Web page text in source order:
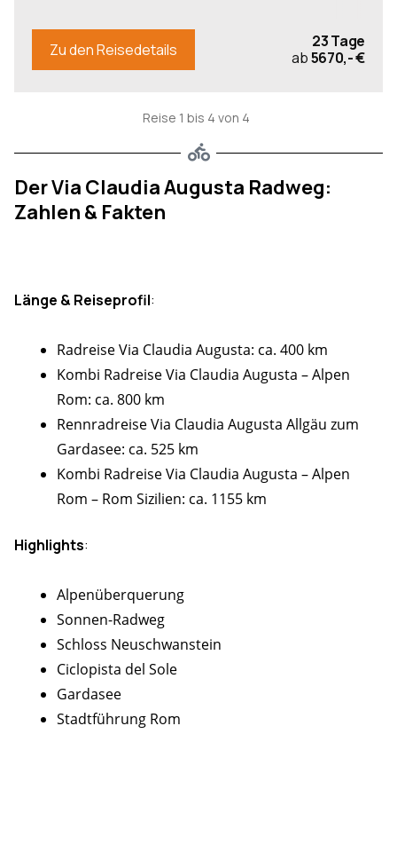
Zu den Reisedetails
23 Tage
ab5670,- €
Reise 1 bis 4 von 4
Der Via Claudia Augusta Radweg:
Zahlen & Fakten
Länge & Reiseprofil:
Radreise Via Claudia Augusta: ca. 400 km
Kombi Radreise Via Claudia Augusta – Alpen
Rom: ca. 800 km
Rennradreise Via Claudia Augusta Allgäu zum
Gardasee: ca. 525 km
Kombi Radreise Via Claudia Augusta – Alpen
Rom – Rom Sizilien: ca. 1155 km
Highlights:
Alpenüberquerung
Sonnen-Radweg
Schloss Neuschwanstein
Ciclopista del Sole
Gardasee
Stadtführung Rom